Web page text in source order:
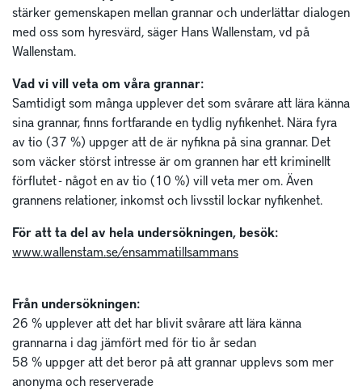
stärker gemenskapen mellan grannar och underlättar dialogen
med oss som hyresvärd, säger Hans Wallenstam, vd på
Wallenstam.
Vad vi vill veta om våra grannar:
Samtidigt som många upplever det som svårare att lära känna
sina grannar, finns fortfarande en tydlig nyfikenhet. Nära fyra
av tio (37 %) uppger att de är nyfikna på sina grannar. Det
som väcker störst intresse är om grannen har ett kriminellt
förflutet - något en av tio (10 %) vill veta mer om. Även
grannens relationer, inkomst och livsstil lockar nyfikenhet.
För att ta del av hela undersökningen, besök:
www.wallenstam.se/ensammatillsammans
Från undersökningen:
26 % upplever att det har blivit svårare att lära känna
grannarna i dag jämfört med för tio år sedan
58 % uppger att det beror på att grannar upplevs som mer
anonyma och reserverade